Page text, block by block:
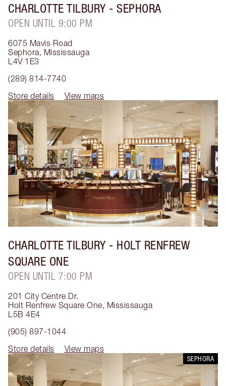
CHARLOTTE TILBURY - SEPHORA
OPEN UNTIL 9:00 PM
6075 Mavis Road
Sephora, Mississauga
L4V 1E3
(289) 814-7740
Store details
View maps
CHARLOTTE TILBURY - HOLT RENFREW
SQUARE ONE
OPEN UNTIL 7:00 PM
201 City Centre Dr.
Holt Renfrew Square One, Mississauga
L5B 4E4
(905) 897-1044
Store details
View maps
SEPHORA